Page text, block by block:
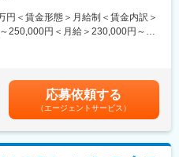
す。
顧客との長期的な信頼関係を強み
業体制と上場企業としてのガバナ
を背景に堅実な成長が見込まれて
への重要な投資であり、その中核
東北一円に事業を展開する当社に
ク
理
総務の本来の面白さを実感できま
円＜賃金形態＞月給制＜賃金内訳＞
250,000円＜月給＞230,000円～
1回（9月）・・・業績好調時に限る
あり、選考を通じて上下する可能
定手当を含めた表記です。
応募依頼する
（エージェントサービス）